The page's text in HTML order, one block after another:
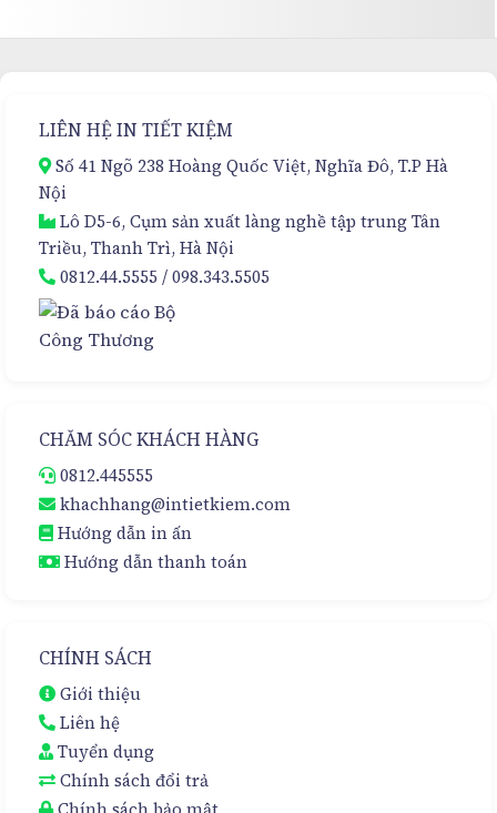
LIÊN HỆ IN TIẾT KIỆM
Số 41 Ngõ 238 Hoàng Quốc Việt, Nghĩa Đô, T.P Hà
Nội
Lô D5-6, Cụm sản xuất làng nghề tập trung Tân
Triều, Thanh Trì, Hà Nội
0812.44.5555 /098.343.5505
CHĂM SÓC KHÁCH HÀNG
0812.445555
khachhang@intietkiem.com
Hướng dẫn in ấn
Hướng dẫn thanh toán
CHÍNH SÁCH
Giới thiệu
Liên hệ
Tuyển dụng
Chính sách đổi trả